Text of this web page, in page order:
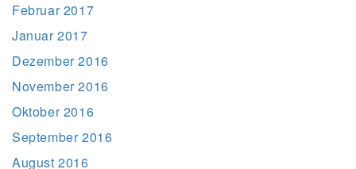
Februar 2017
Januar 2017
Dezember 2016
November 2016
Oktober 2016
September 2016
August 2016